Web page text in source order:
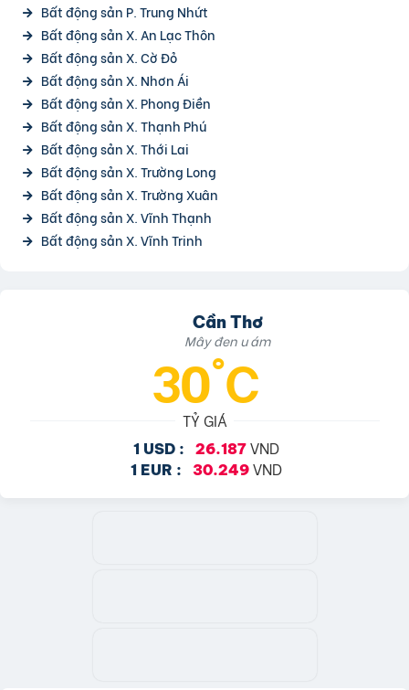
Bất động sản P. Trung Nhứt
Bất động sản X. An Lạc Thôn
Bất động sản X. Cờ Đỏ
Bất động sản X. Nhơn Ái
Bất động sản X. Phong Điền
Bất động sản X. Thạnh Phú
Bất động sản X. Thới Lai
Bất động sản X. Trường Long
Bất động sản X. Trường Xuân
Bất động sản X. Vĩnh Thạnh
Bất động sản X. Vĩnh Trinh
Cần Thơ
Mây đen u ám
30°C
TỶ GIÁ
1 USD : 26.187 VND
1 EUR : 30.249 VND